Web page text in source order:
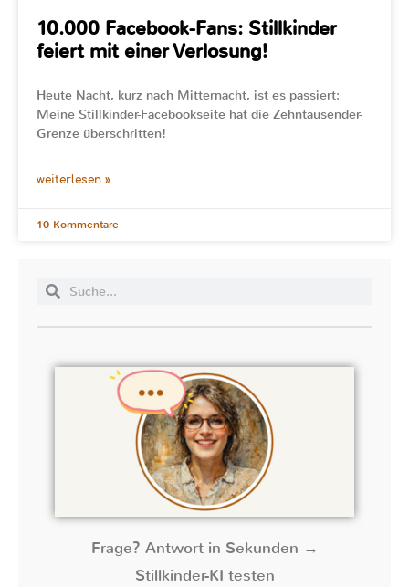
10.000 Facebook-Fans: Stillkinder
feiert mit einer Verlosung!
Heute Nacht, kurz nach Mitternacht, ist es passiert:
Meine Stillkinder-Facebookseite hat die Zehntausender-
Grenze überschritten!
weiterlesen »
10 Kommentare
Frage? Antwort in Sekunden →
Stillkinder-KI testen